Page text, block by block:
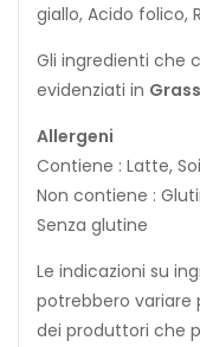
giallo, Acido folico,
Gli ingredienti che
evidenziati in
Allergeni
Contiene : Latte,
Non contiene :
Senza glutine
Le indicazioni su
potrebbero
dei produttori che